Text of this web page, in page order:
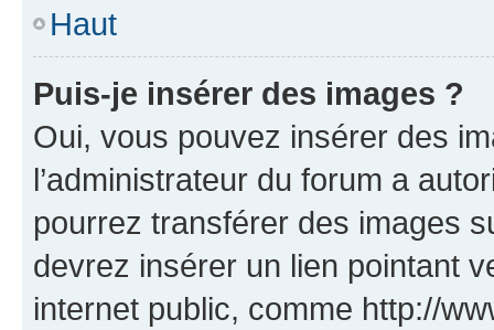
Haut
Puis-je insérer des images ?
Oui, vous pouvez insérer des
l’administrateur du forum a
pourrez transférer des images
devrez insérer un lien pointant
internet public, comme http://